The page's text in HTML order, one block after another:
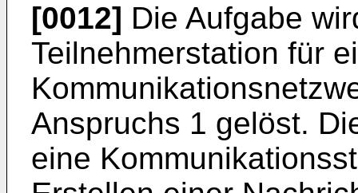
[0012] Die Aufgabe
Teilnehmerstation für
Anspruchs 1 gelöst.
eine